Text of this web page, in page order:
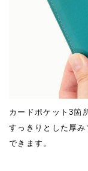
カードポケット3箇
すっきりとした厚
できます。